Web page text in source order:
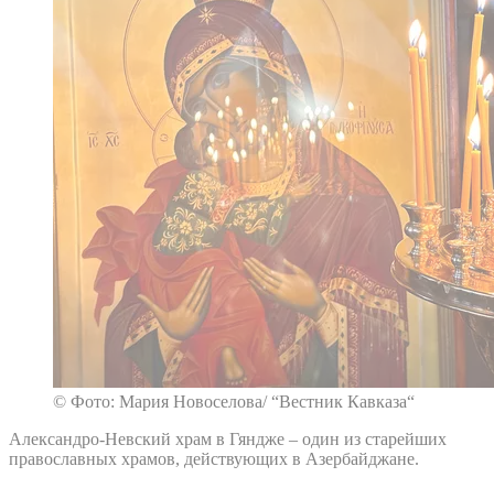
© Фото: Мария Новоселова/ “Вестник Кавказа“
Александро-Невский храм в Гяндже – один из старейших
православных храмов, действующих в Азербайджане.